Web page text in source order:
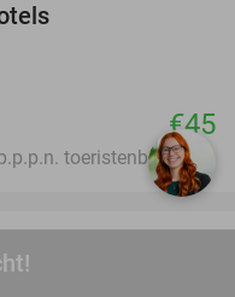
€45
toeristenbelasting
favorite_border
baklava